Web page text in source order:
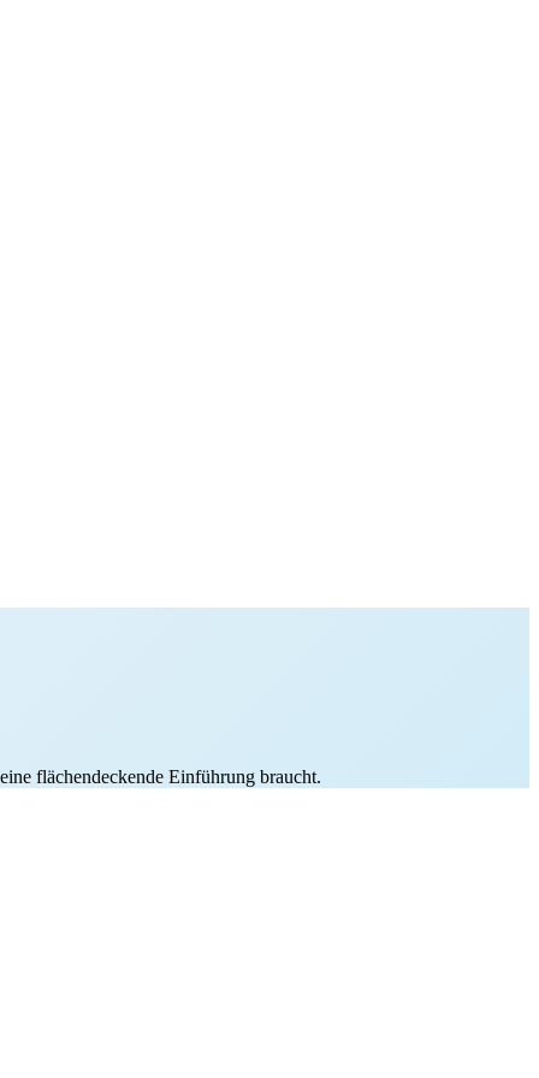
flächendeckende Einführung braucht.